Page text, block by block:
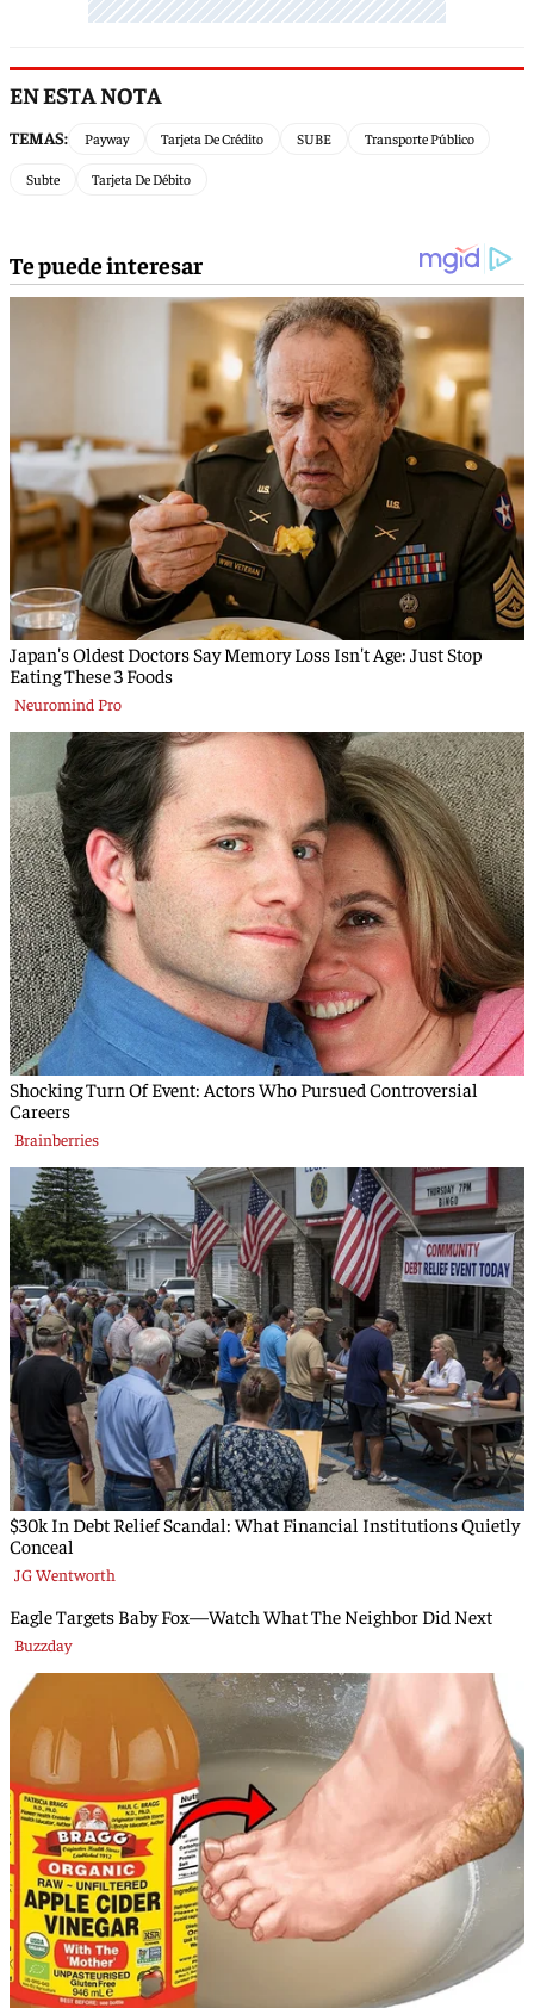
EN ESTA NOTA
TEMAS: Payway Tarjeta De Crédito SUBE Transporte Público
Subte Tarjeta De Débito